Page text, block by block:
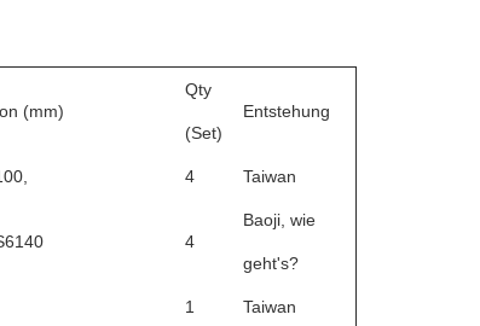
(mm)
Qty
(Set)
Entstehung
4 Taiwan
4
Baoji, wie
geht's?
1 Taiwan